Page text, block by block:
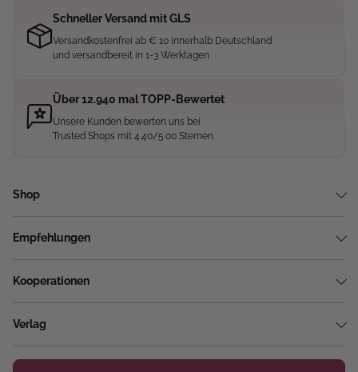
Schneller Versand mit GLS
Versandkostenfrei ab € 10 innerhalb Deutschland
und versandbereit in 1-3 Werktagen
Über 12.940 mal TOPP-Bewertet
Unsere Kunden bewerten uns bei
Trusted Shops mit 4.40/5.00 Sternen
Shop
Empfehlungen
Kooperationen
Verlag